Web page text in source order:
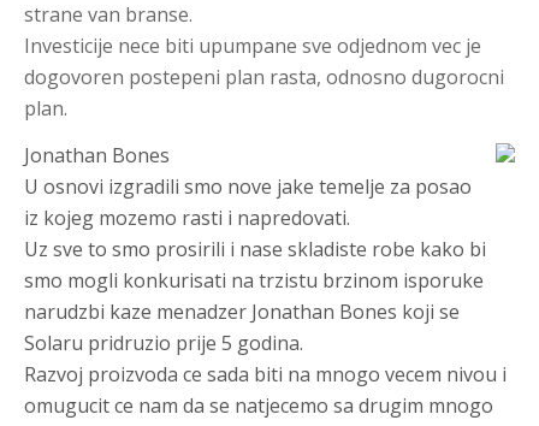
strane van branse.
Investicije nece biti upumpane sve odjednom vec je
dogovoren postepeni plan rasta, odnosno dugorocni
plan.
Jonathan Bones
U osnovi izgradili smo nove jake temelje za posao
iz kojeg mozemo rasti i napredovati.
Uz sve to smo prosirili i nase skladiste robe kako bi
smo mogli konkurisati na trzistu brzinom isporuke
narudzbi kaze menadzer Jonathan Bones koji se
Solaru pridruzio prije 5 godina.
Razvoj proizvoda ce sada biti na mnogo vecem nivou i
omugucit ce nam da se natjecemo sa drugim mnogo